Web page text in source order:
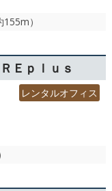
）
Ｅｐｌｕｓ
レンタルオフィス